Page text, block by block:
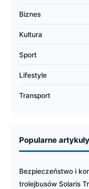
Biznes
Kultura
Sport
Lifestyle
Transport
Popularne artykuły
Bezpieczeństwo i
trolejbusów Solaris